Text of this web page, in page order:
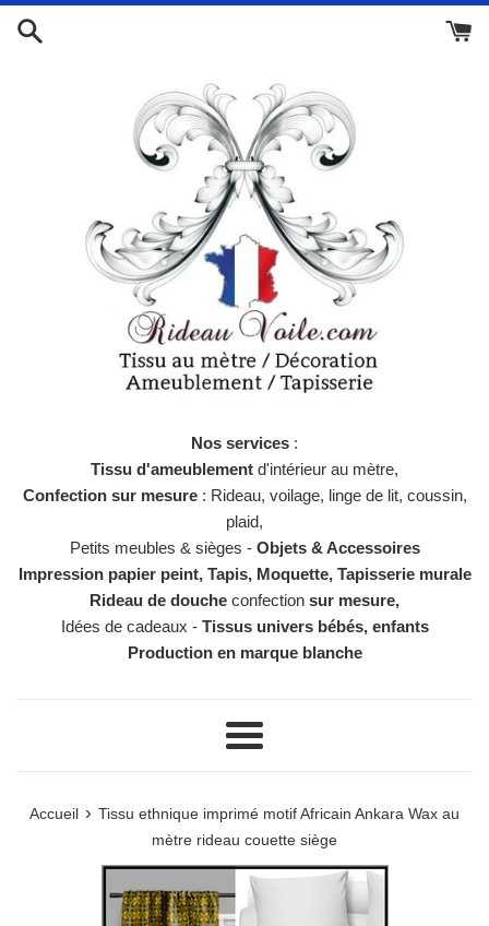
Passer
Nos services :
Tissu d'ameublement d'intérieur au mètre,
Confection sur mesure: Rideau, voilage, linge de lit, coussin,
plaid,
Petits meubles & sièges - Objets & Accessoires
Impression papier peint, Tapis, Moquette, Tapisserie murale
Rideau de douche confection sur mesure,
Idées de cadeaux - Tissus univers bébés, enfants
Production en marque blanche
Menu
Accueil › Tissu ethnique imprimé motif Africain Ankara Wax au
mètre rideau couette siège